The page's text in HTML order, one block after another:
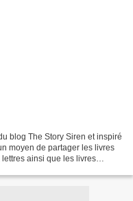
blog The Story Siren et inspiré
moyen de partager les livres
ainsi que les livres